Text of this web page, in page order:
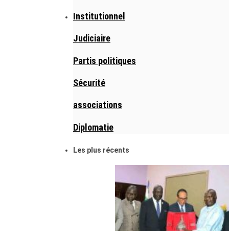
Institutionnel
Judiciaire
Partis politiques
Sécurité
associations
Diplomatie
Les plus récents